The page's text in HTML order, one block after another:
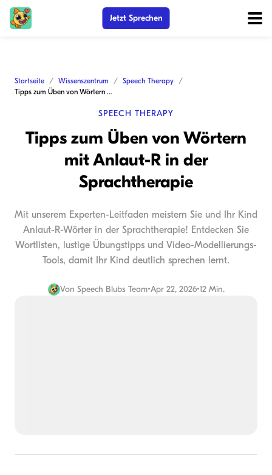
Jetzt Sprechen
Startseite Wissenszentrum
Speech Therapy
Tipps zum Üben von Wörtern mit Anlaut-R in der Sprachtherapie
SPEECH THERAPY
Tipps zum Üben von Wörtern
mit Anlaut-R in der
Sprachtherapie
Mit unserem Experten-Leitfaden meistern Sie und Ihr Kind
Anlaut-R-Wörter in der Sprachtherapie! Entdecken Sie
Wortlisten, lustige Übungstipps und Video-Modellierungs-
Tools, damit Ihr Kind deutlich sprechen lernt.
Von Speech Blubs Team•Apr 22, 2026•12 Min.